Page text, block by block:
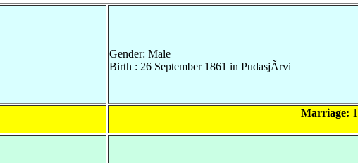
Gender: Male
Birth : 26 September 1861 in PudasjÃrvi
Marriage: